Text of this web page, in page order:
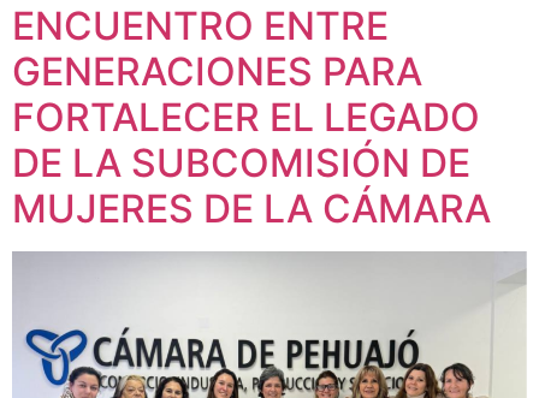
ENCUENTRO ENTRE
GENERACIONES PARA
FORTALECER EL LEGADO
DE LA SUBCOMISIÓN DE
MUJERES DE LA CÁMARA